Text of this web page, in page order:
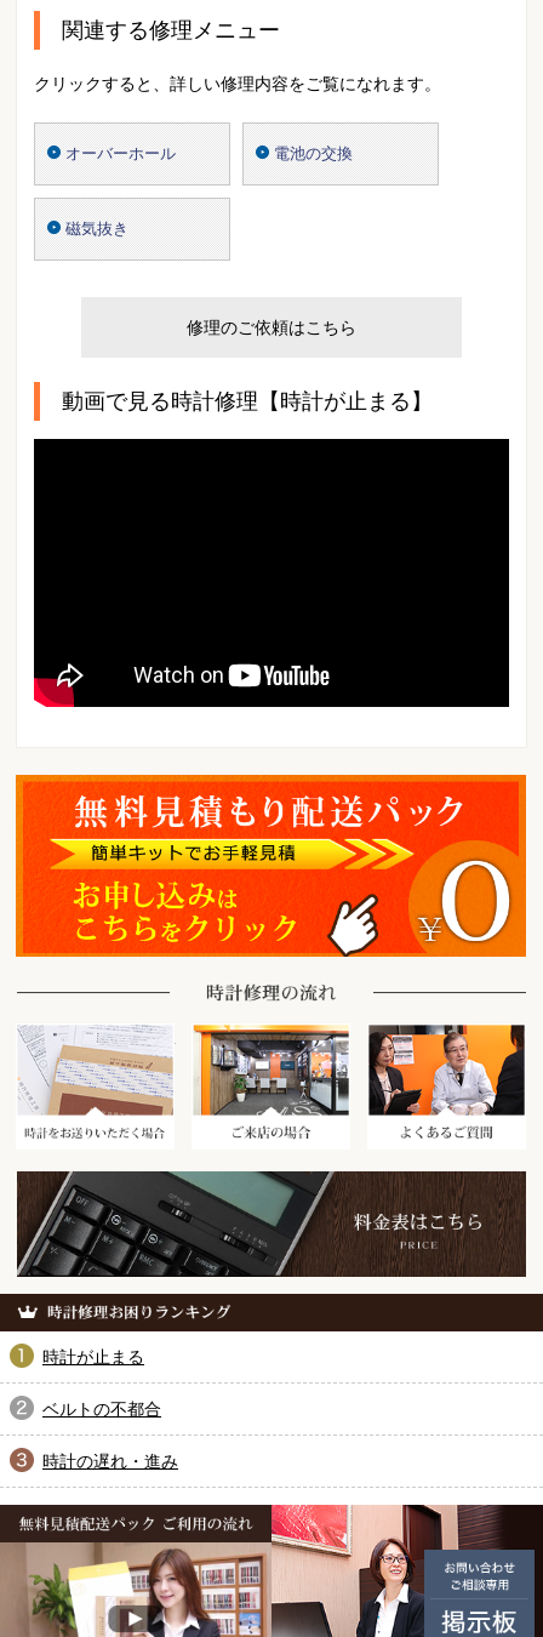
関連する修理メニュー
クリックすると、詳しい修理内容をご覧になれます。
オーバーホール 電池の交換
磁気抜き
修理のご依頼はこちら
動画で見る時計修理【時計が止まる】
時計をお送りいただく場合ご来店の場合
時計が止まる
ベルトの不都合
時計の遅れ・進み
無料見積配送パック ご利用の